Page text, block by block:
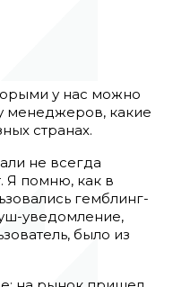
у нас можно
менеджеров, какие
странах.
не всегда
Я помню, как в
гемблинг-
уведомление,
было из